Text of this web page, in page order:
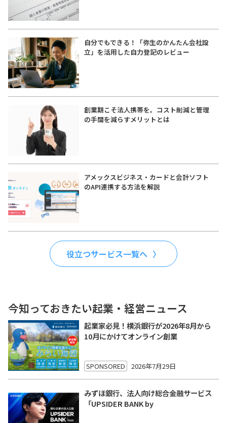
自分でもできる！「弥生のかんたん会社設
立」を活用した自力登記のレビュー
創業期こそ法人携帯を。コスト削減と管理
の手間を減らすメリットとは
アメックスビジネス・カードと会計ソフト
のAPI連携する方法を解説
役立つサービス一覧へ
今知っておきたい起業・経営ニュース
起業家必見！横浜銀行が2026年8月から
10月にかけてオンライン創業
SPONSORED 2026年7月29日
みずほ銀行、法人向け総合金融サービス
「UPSIDER BANK by